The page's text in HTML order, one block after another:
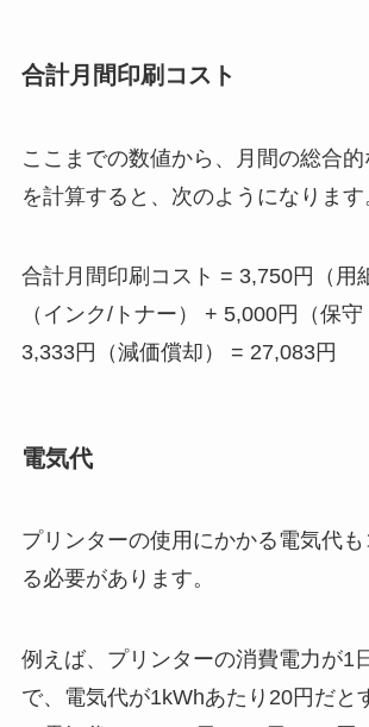
合計月間印刷コスト
ここまでの数値から、月間の総合的
を計算すると、次のようになります
合計月間印刷コスト = 3,750円（用
（インク/トナー） + 5,000円（保
3,333円（減価償却） = 27,083円
電気代
プリンターの使用にかかる電気代
る必要があります。
例えば、プリンターの消費電力が1
で、電気代が1kWhあたり20円だと